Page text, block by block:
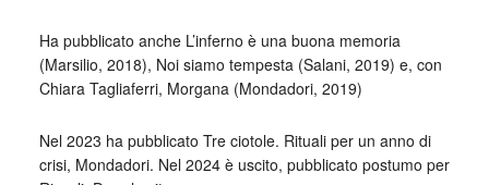
Ha pubblicato anche L’inferno è una buona memoria
(Marsilio, 2018), Noi siamo tempesta (Salani, 2019) e, con
Chiara Tagliaferri, Morgana (Mondadori, 2019)
Nel 2023 ha pubblicato Tre ciotole. Rituali per un anno di
crisi, Mondadori. Nel 2024 è uscito, pubblicato postumo per